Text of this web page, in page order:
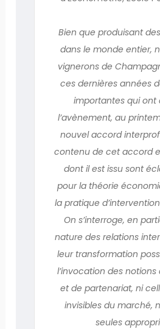
Bien que produisant
dans le monde entier,
vignerons de
ces dernières années
importantes qui ont
l’avènement, au
nouvel accord
contenu de cet accord
dont il est issu sont
pour la théorie
la pratique
On s’interroge, en
nature des relations
leur transformation
l’invocation des
et de partenariat, ni
invisibles du marché,
seules